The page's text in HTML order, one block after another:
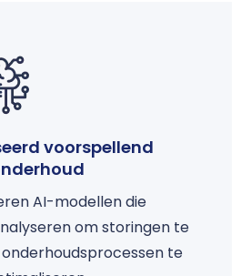
voorspellend
AI-modellen die
om storingen te
te